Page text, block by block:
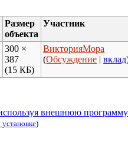
Размер
объекта
Участник
300 ×
387
(15 КБ)
ВикторияМора
(Обсуждение |вклад
внешнюю программу
установке)